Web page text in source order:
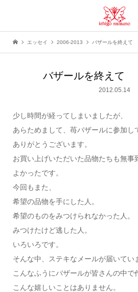
エッセイ 2006-2013 バザールを終え
バザールを終え
2012.05.14
少し時間が経ってしまいましたが、
あらためまして、苺バザールに参加し
ありがとうございます。
お買い上げいただいた品物たちも無事
よかったです。
今回もまた、
希望の品物を手にした人。
希望のものをみつけられなかった人。
みつけたけど逃した人。
いろいろです。
そんな中、ステキなメールが届いてい
こんなふうにバザールが皆さんの中で
こんな嬉しいことはありません。